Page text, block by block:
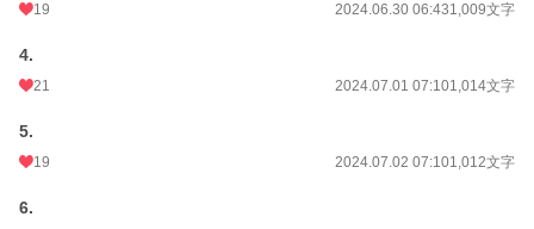
19 2024.06.30 06:431,009文字
4.
21 2024.07.01 07:101,014文字
5.
19 2024.07.02 07:101,012文字
6.